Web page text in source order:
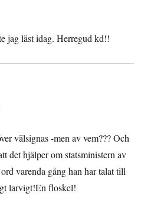
jag läst idag. Herregud kd!!
välsignas -men av vem??? Och
det hjälper om statsministern av
varenda gång han har talat till
larvigt!En floskel!